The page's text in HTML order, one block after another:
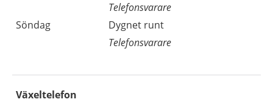
Telefonsvarare
Söndag
Dygnet runt
Telefonsvarare
Växeltelefon